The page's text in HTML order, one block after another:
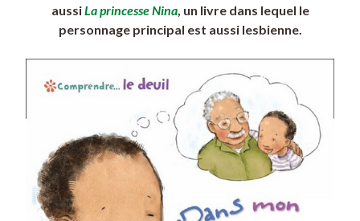
aussiLa princesse Nina, un livre dans lequel le
personnage principal est aussi lesbienne.